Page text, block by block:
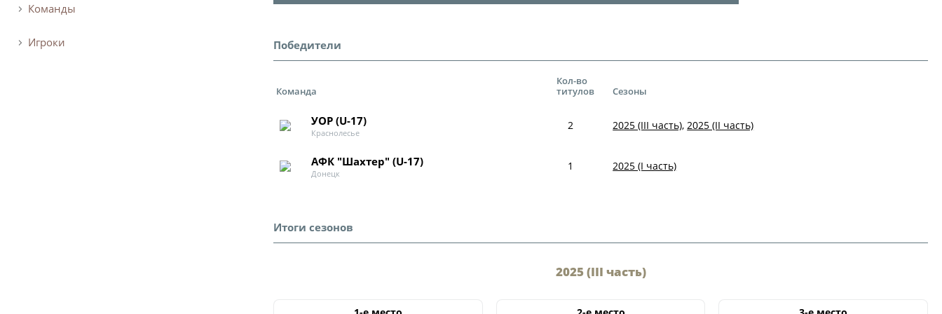
Календарь и результаты матчей
Команды
Спортивный комитет
Регламентирующие документы
Команды
Игроки Победители
Команда
Кол-во
титулов
Сезоны
УОР (U-17)
Краснолесье
2 2025 (III часть),2025 (II часть)
АФК "Шахтер" (U-17)
Донецк
1 2025 (I часть)
Итоги сезонов
2025 (III часть)